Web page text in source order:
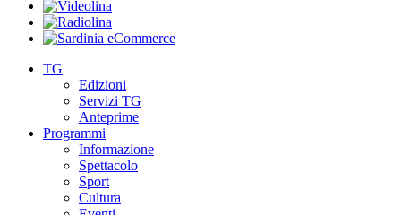
TG
Edizioni
Servizi TG
Anteprime
Programmi
Informazione
Spettacolo
Sport
Cultura